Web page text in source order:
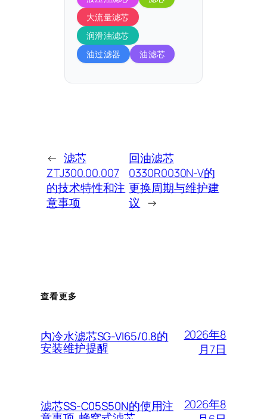
大流量滤芯
润滑油滤芯
油过滤器
油滤芯
← 滤芯
ZTJ300.00.007
的技术特性和注
意事项
回油滤芯
0330R0030N-V的
更换周期与维护建
议 →
查看更多
内冷水滤芯SG-VI65/0.8的
安装维护提醒
2026年8
月7日
滤芯SS-C05S50N的使用注
2026年8